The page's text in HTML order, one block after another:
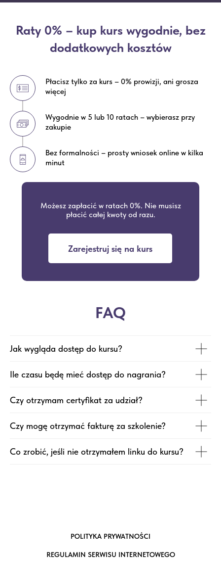
Raty 0% – kup kurs wygodnie, bez
dodatkowych kosztów
Płacisz tylko za kurs – 0% prowizji, ani grosza
więcej
Wygodnie w 5 lub 10 ratach – wybierasz przy
zakupie
Bez formalności – prosty wniosek online w kilka
minut
Możesz zapłacić w ratach 0%. Nie musisz
płacić całej kwoty od razu.
Zarejestruj się na kurs
FAQ
Jak wygląda dostęp do kursu?
Ile czasu będę mieć dostęp do nagrania?
Czy otrzymam certyfikat za udział?
Czy mogę otrzymać fakturę za szkolenie?
Co zrobić, jeśli nie otrzymałem linku do kursu?
POLITYKA PRYWATNOŚCI
REGULAMIN SERWISU INTERNETOWEGO